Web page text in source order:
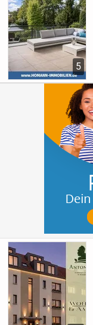
5